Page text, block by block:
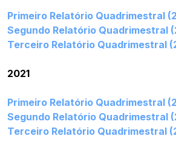
Primeiro Relatório Quadrimestral
Segundo Relatório Quadrimestral
Terceiro Relatório Quadrimestral
2021
Primeiro Relatório Quadrimestral
Segundo Relatório Quadrimestral
Terceiro Relatório Quadrimestral